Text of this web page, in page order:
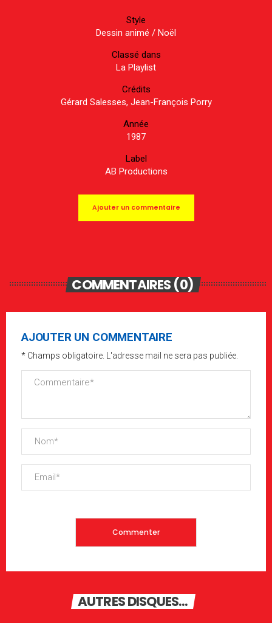
Style
Dessin animé / Noël
Classé dans
La Playlist
Crédits
Gérard Salesses, Jean-François Porry
Année
1987
Label
AB Productions
Ajouter un commentaire
COMMENTAIRES (0)
AJOUTER UN COMMENTAIRE
* Champs obligatoire. L'adresse mail ne sera pas publiée.
AUTRES DISQUES...